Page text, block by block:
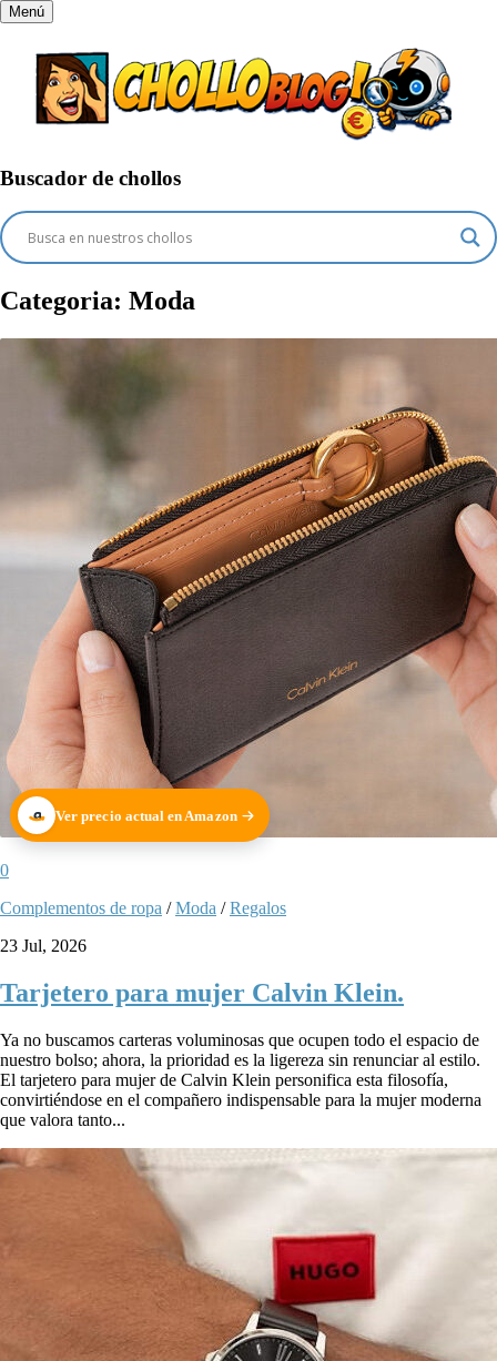
Menú
Buscador de chollos
Categoria: Moda
Ver precio actual en Amazon
0
Complementos de ropa /Moda /Regalos
23 Jul, 2026
Tarjetero para mujer Calvin Klein.
Ya no buscamos carteras voluminosas que ocupen todo el espacio de
nuestro bolso; ahora, la prioridad es la ligereza sin renunciar al estilo.
El tarjetero para mujer de Calvin Klein personifica esta filosofía,
convirtiéndose en el compañero indispensable para la mujer moderna
que valora tanto...